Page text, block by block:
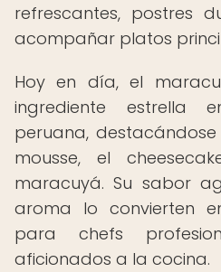
refrescantes, postres
acompañar platos
Hoy en día, el
ingrediente estrella
peruana,
mousse, el
maracuyá. Su sabor
aroma lo convierten
para chefs
aficionados a la cocina.